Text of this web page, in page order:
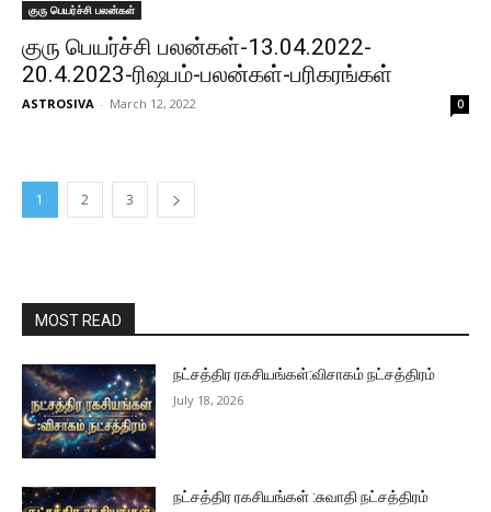
குரு பெயர்ச்சி பலன்கள்
குரு பெயர்ச்சி பலன்கள்-13.04.2022-
20.4.2023-ரிஷபம்-பலன்கள்-பரிகரங்கள்
ASTROSIVA - March 12, 2022 0
1 2 3
MOST READ
நட்சத்திர ரகசியங்கள்:விசாகம் நட்சத்திரம்
July 18, 2026
நட்சத்திர ரகசியங்கள் :சுவாதி நட்சத்திரம்